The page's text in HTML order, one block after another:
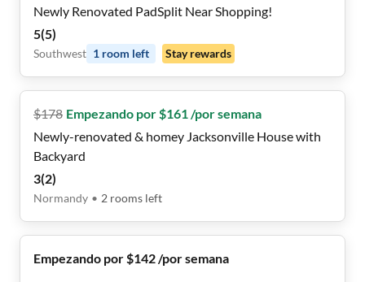
Newly Renovated PadSplit Near Shopping!
5(5)
Southwest 1 room left Stay rewards
$178 Empezando por $161 /por semana
Newly-renovated & homey Jacksonville House with
Backyard
3(2)
Normandy • 2 rooms left
Empezando por $142 /por semana